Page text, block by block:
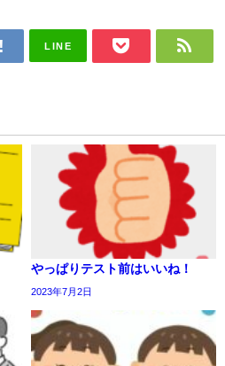
LINE
やっぱりテスト前はいいね！
2023年7月2日